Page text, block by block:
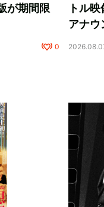
が期間限
0
トル
アナウ